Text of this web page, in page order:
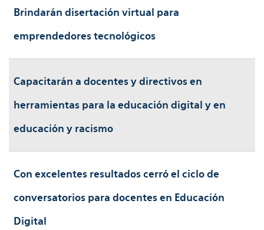
Brindarán disertación virtual para
emprendedores tecnológicos
Capacitarán a docentes y directivos en
herramientas para la educación digital y en
educación y racismo
Con excelentes resultados cerró el ciclo de
conversatorios para docentes en Educación
Digital